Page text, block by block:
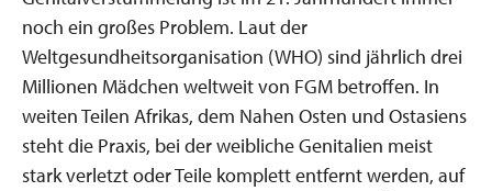
noch ein großes Problem. Laut der
Weltgesundheitsorganisation (WHO) sind jährlich drei
Millionen Mädchen weltweit von FGM betroffen. In
weiten Teilen Afrikas, dem Nahen Osten und Ostasiens
steht die Praxis, bei der weibliche Genitalien meist
stark verletzt oder Teile komplett entfernt werden, auf